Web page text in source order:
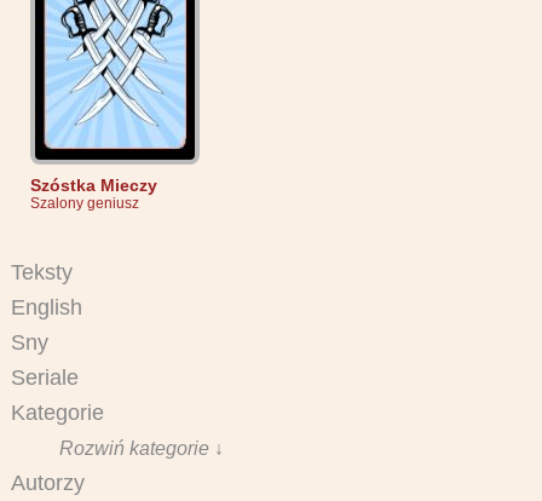
Szóstka Mieczy
Szalony geniusz
Teksty
English
Sny
Seriale
Kategorie
Rozwiń kategorie ↓
Autorzy